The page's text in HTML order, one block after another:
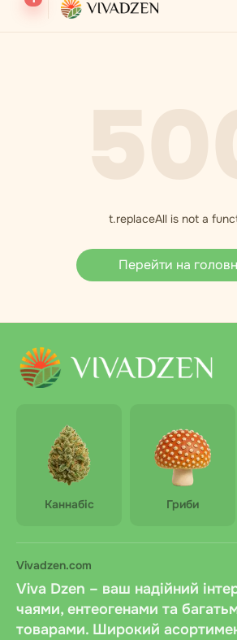
Безкоштовна доставка при
t.replaceAll is not a
Перейти на
Каннабіс Гриби
Vivadzen.com
Viva Dzen – ваш надійний
чаями, ентеогенами та
товарами. Широкий